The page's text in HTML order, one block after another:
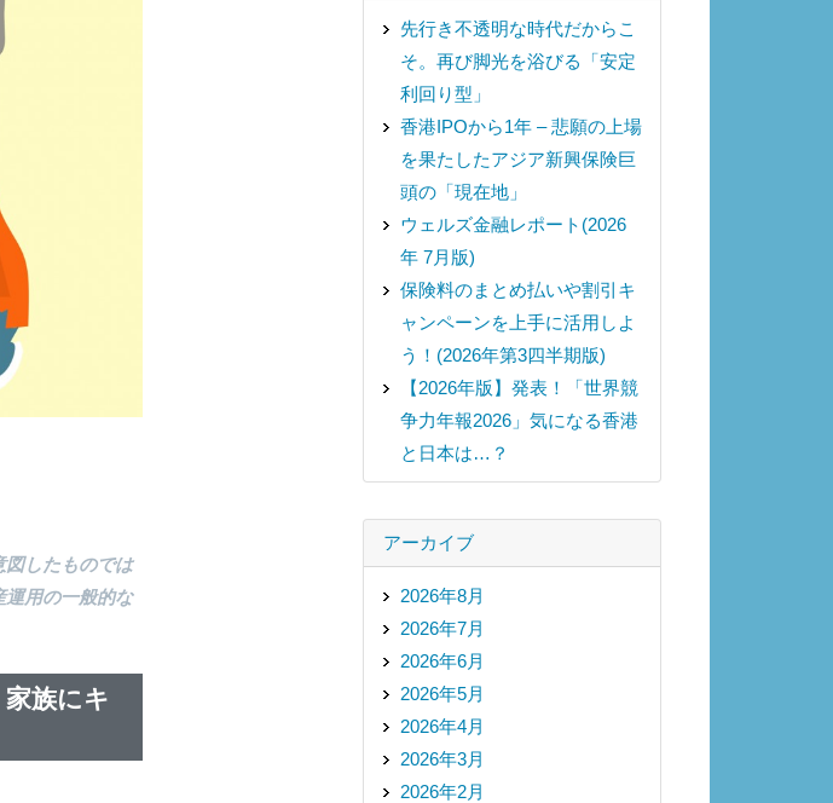
図したものでは
運用の一般的な
族にキ
先行き不透明な時代だからこ
そ。再び脚光を浴びる「安定
利回り型」
香港IPOから1年 – 悲願の上場
を果たしたアジア新興保険巨
頭の「現在地」
ウェルズ金融レポート(2026
年 7月版)
保険料のまとめ払いや割引キ
ャンペーンを上手に活用しよ
う！(2026年第3四半期版)
【2026年版】発表！「世界競
争力年報2026」気になる香港
と日本は…？
アーカイブ
2026年8月
2026年7月
2026年6月
2026年5月
2026年4月
2026年3月
2026年2月